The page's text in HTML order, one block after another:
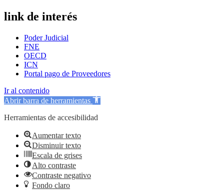
link de interés
Poder Judicial
FNE
OECD
ICN
Portal pago de Proveedores
Ir al contenido
Abrir barra de herramientas
Herramientas de accesibilidad
Aumentar texto
Disminuir texto
Escala de grises
Alto contraste
Contraste negativo
Fondo claro